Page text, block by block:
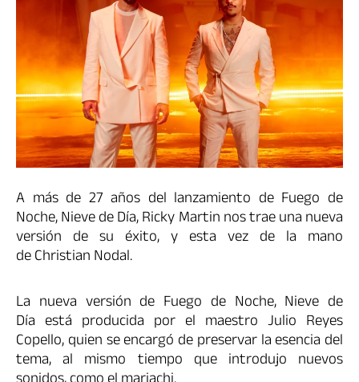
A más de 27 años del lanzamiento de Fuego de
Noche, Nieve de Día, Ricky Martin nos trae una nueva
versión de su éxito, y esta vez de la mano
de Christian Nodal.
La nueva versión de Fuego de Noche, Nieve de
Día está producida por el maestro Julio Reyes
Copello, quien se encargó de preservar la esencia del
tema, al mismo tiempo que introdujo nuevos